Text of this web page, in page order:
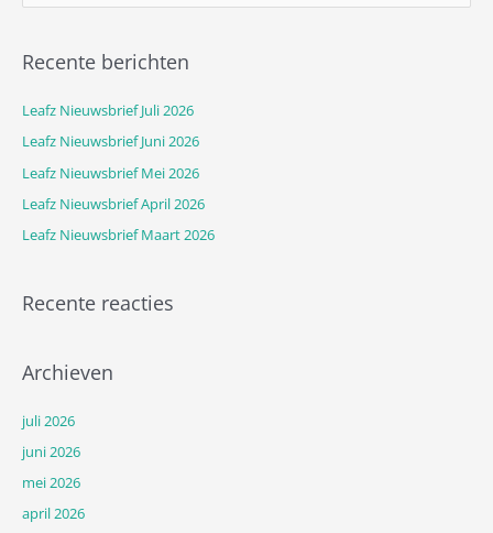
o
k
a
a
r
:
Recente berichten
Leafz Nieuwsbrief Juli 2026
Leafz Nieuwsbrief Juni 2026
Leafz Nieuwsbrief Mei 2026
Leafz Nieuwsbrief April 2026
Leafz Nieuwsbrief Maart 2026
Recente reacties
Archieven
juli 2026
juni 2026
mei 2026
april 2026